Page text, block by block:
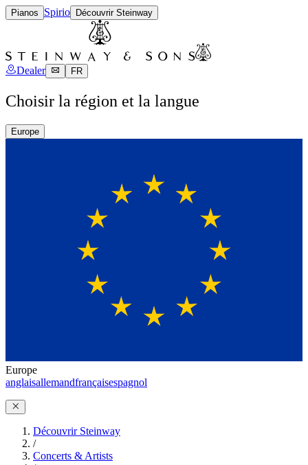
Pianos Spirio Découvrir Steinway
Dealer FR
Choisir la région et la langue
Europe
Europe
anglaisallemandfrançaisespagnol
Découvrir Steinway
/
Concerts & Artists